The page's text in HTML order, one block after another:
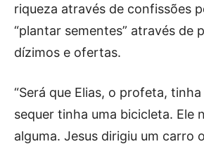
riqueza através de confissões
“plantar sementes” através de
dízimos e ofertas.
“Será que Elias, o profeta,
sequer tinha uma bicicleta. Ele
alguma. Jesus dirigiu um carro